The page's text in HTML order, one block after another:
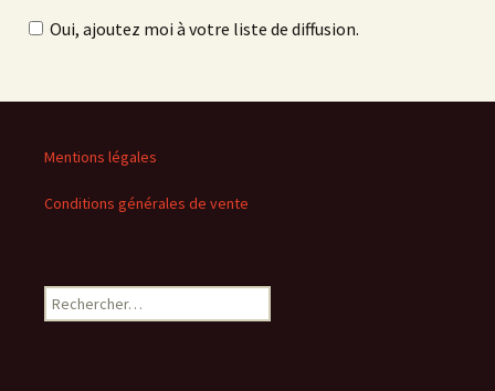
Oui, ajoutez moi à votre liste de diffusion.
Mentions légales
Conditions générales de vente
Rechercher :